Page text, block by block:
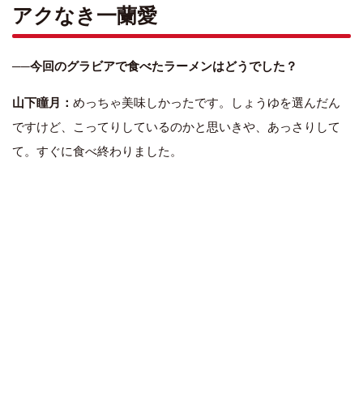
アクなき一蘭愛
──今回のグラビアで食べたラーメンはどうでした？
山下瞳月： めっちゃ美味しかったです。しょうゆを選んだん
ですけど、こってりしているのかと思いきや、あっさりして
て。すぐに食べ終わりました。